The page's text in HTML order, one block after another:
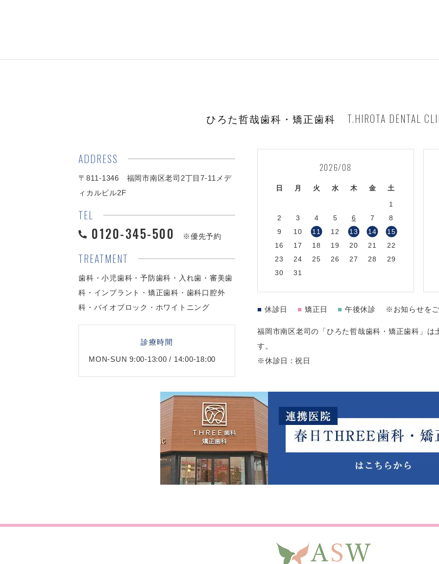
ひろた哲哉歯科・矯正歯科 T.HIROTA DENTAL
ADDRESS
〒811-1346 福岡市南区老司2丁目7-11メデ
ィカルビル2F
TEL
0120-345-500 ※優先予約
TREATMENT
歯科・小児歯科・予防歯科・入れ歯・審美歯
科・インプラント・矯正歯科・歯科口腔外
科・バイオブロック・ホワイトニング
診療時間
MON-SUN 9:00-13:00 / 14:00-18:00
2026/08
日 月 火 水 木 金 土
1
2
3 4 5 6 7
8
9
10 11 12 13 14
15
16
17 18 19 20 21
22
23
24 25 26 27 28
29
30
31
■ 休診日 ■ 矯正日 ■ 午後休診 ※お知らせを
福岡市南区老司の「ひろた哲哉歯科・矯正歯科」は
す。
※休診日 : 祝日